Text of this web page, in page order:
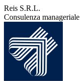
Vai
ai
Reis S.R.L.
Consulenza